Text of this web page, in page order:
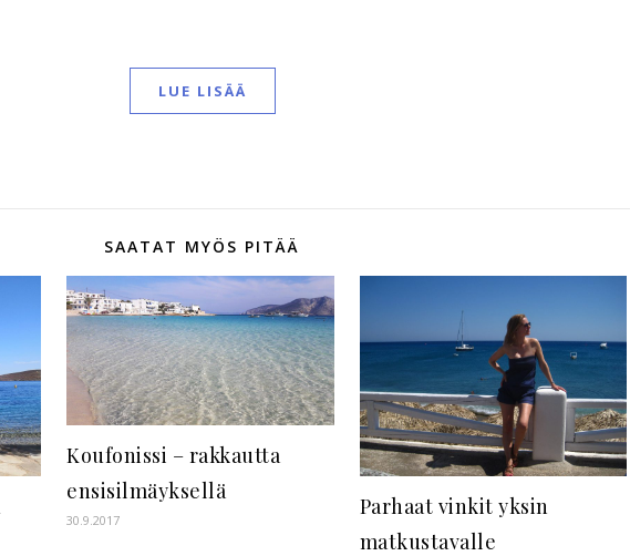
LUE LISÄÄ
SAATAT MYÖS PITÄÄ
Koufonissi – rakkautta
ensisilmäyksellä
30.9.2017
Parhaat vinkit yksin
matkustavalle